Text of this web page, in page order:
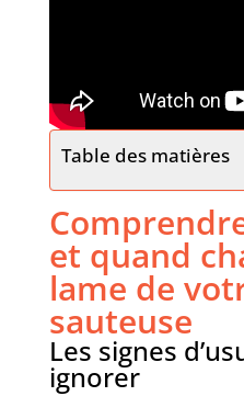
Table des matières
et quand
lame de
sauteuse
Les signes
ignorer